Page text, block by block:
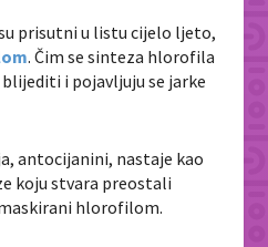
prisutni u listu cijelo ljeto,
. Čim se sinteza hlorofila
i pojavljuju se jarke
antocijanini, nastaje kao
koju stvara preostali
hlorofilom.